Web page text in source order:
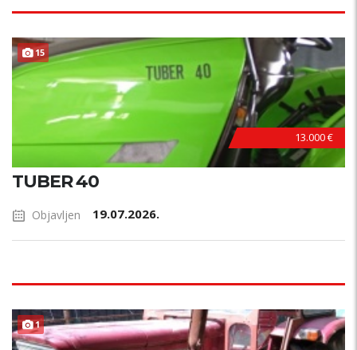
15
13.000 €
TUBER 40
Objavljen 19.07.2026.
1